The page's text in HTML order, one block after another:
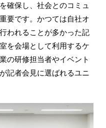
確保し、社会とのコミュ
要です。かつては自社オ
われることが多かった記
を会場として利用するケ
の研修担当者やイベント
記者会見に選ばれるユニ